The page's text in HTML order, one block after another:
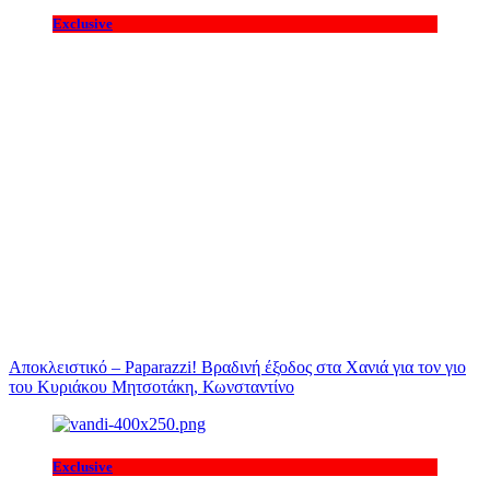
Exclusive
Αποκλειστικό – Paparazzi! Βραδινή έξοδος στα Χανιά για τον γιο
του Κυριάκου Μητσοτάκη, Κωνσταντίνο
Exclusive